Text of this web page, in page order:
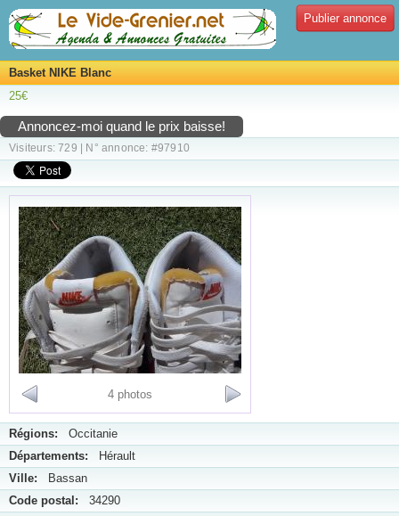
Publier annonce
Basket NIKE Blanc
25€
Annoncez-moi quand le prix baisse!
Visiteurs: 729 | N° annonce: #97910
4 photos
Régions: Occitanie
Départements: Hérault
Ville: Bassan
Code postal: 34290